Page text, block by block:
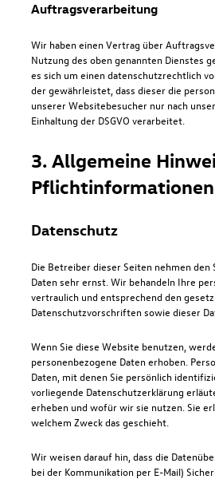
Auftragsverarbeitung
Wir haben einen Vertrag über
Nutzung des oben genannten Dienstes
es sich um einen datenschutzrechtlich
der gewährleistet, dass dieser die
unserer Websitebesucher nur nach
Einhaltung der DSGVO verarbeitet.
3. Allgemeine
Pflicht­informationen
Datenschutz
Die Betreiber dieser Seiten nehmen
Daten sehr ernst. Wir behandeln Ihre
vertraulich und entsprechend den
Datenschutzvorschriften sowie dieser
Wenn Sie diese Website benutzen,
personenbezogene Daten erhoben.
Daten, mit denen Sie persönlich
vorliegende Datenschutzerklärung
erheben und wofür wir sie nutzen. Sie
welchem Zweck das geschieht.
Wir weisen darauf hin, dass die
bei der Kommunikation per E-Mail)